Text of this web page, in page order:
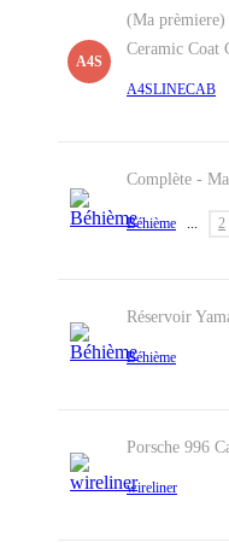
A4S
(Ma
Ceramic Coat
A4SLINECAB
Complète -
Béhième ...
2
Réservoir
Béhième
Porsche 996
wireliner